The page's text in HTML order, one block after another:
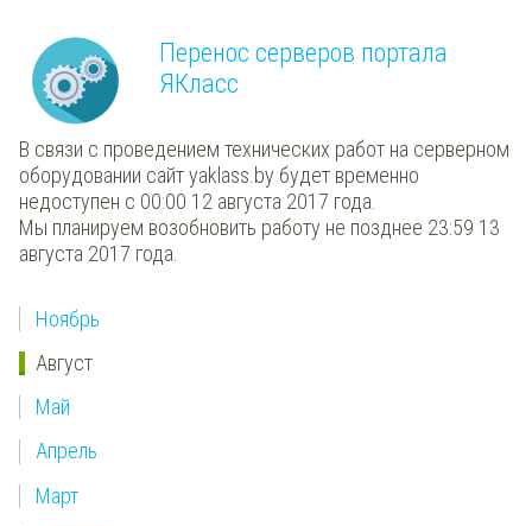
Перенос серверов портала
ЯКласс
В связи с проведением технических работ на серверном
оборудовании сайт yaklass.by будет временно
недоступен с 00:00 12 августа 2017 года.
Мы планируем возобновить работу не позднее 23:59 13
августа 2017 года.
Ноябрь
Август
Май
Апрель
Март